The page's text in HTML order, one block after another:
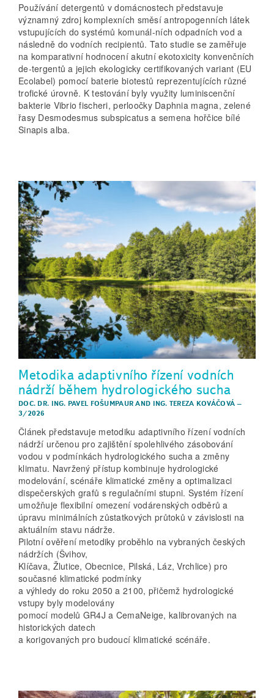
Používání detergentů v domácnostech představuje
významný zdroj komplexních směsí antropogenních látek
vstupujících do systémů komunál-ních odpadních vod a
následně do vodních recipientů. Tato studie se zaměřuje
na komparativní hodnocení akutní ekotoxicity konvenčních
de-tergentů a jejich ekologicky certifikovaných variant (EU
Ecolabel) pomocí baterie biotestů reprezentujících různé
trofické úrovně. K testování byly využity luminiscenční
bakterie Vibrio fischeri, perloočky Daphnia magna, zelené
řasy Desmodesmus subspicatus a semena hořčice bílé
Sinapis alba.
Metodika adaptivního řízení vodních
nádrží během hydrologického sucha
DOC. DR. ING. PAVEL FOŠUMPAUR AND ING. TEREZA KOVÁČOVÁ –
3/2026
Článek představuje metodiku adaptivního řízení vodních
nádrží určenou pro zajištění spolehlivého zásobování
vodou v podmínkách hydrologického sucha a změny
klimatu. Navržený přístup kombinuje hydrologické
modelování, scénáře klimatické změny a optimalizaci
dispečerských grafů s regulačními stupni. Systém řízení
umožňuje flexibilní omezení vodárenských odběrů a
úpravu minimálních zůstatkových průtoků v závislosti na
aktuálním stavu nádrže.
Pilotní ověření metodiky proběhlo na vybraných českých
nádržích (Švihov,
Klíčava, Žlutice, Obecnice, Pilská, Láz, Vrchlice) pro
současné klimatické podmínky
a výhledy do roku 2050 a 2100, přičemž hydrologické
vstupy byly modelovány
pomocí modelů GR4J a CemaNeige, kalibrovaných na
historických datech
a korigovaných pro budoucí klimatické scénáře.